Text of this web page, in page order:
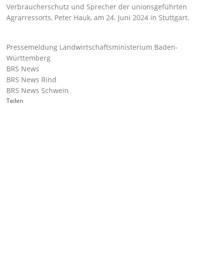
Verbraucherschutz und Sprecher der unionsgeführten
Agrarressorts, Peter Hauk, am 24. Juni 2024 in Stuttgart.
Pressemeldung Landwirtschaftsministerium Baden-
Württemberg
BRS News
BRS News Rind
BRS News Schwein
Teilen